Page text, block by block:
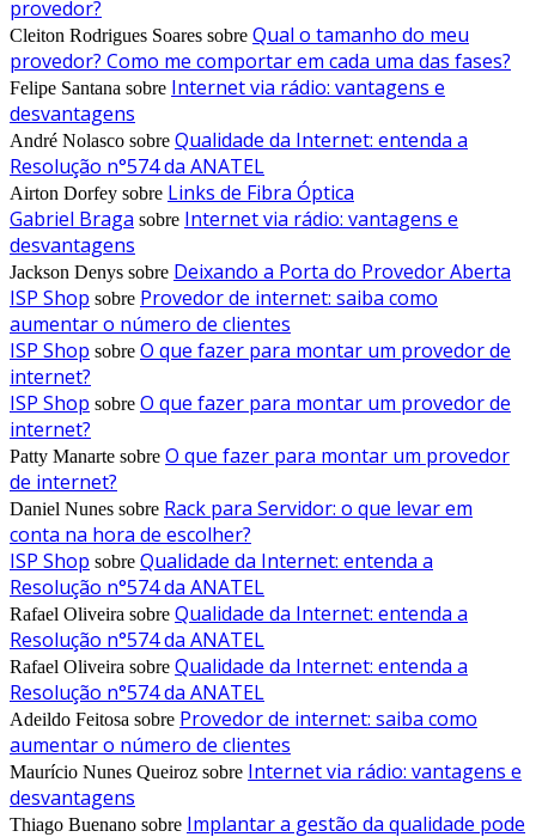
provedor?
Cleiton Rodrigues Soares sobre Qual o tamanho do meu
provedor? Como me comportar em cada uma das fases?
Felipe Santana sobre Internet via rádio: vantagens e
desvantagens
André Nolasco sobre Qualidade da Internet: entenda a
Resolução n°574 da ANATEL
Airton Dorfey sobre Links de Fibra Óptica
Gabriel Braga sobre Internet via rádio: vantagens e
desvantagens
Jackson Denys sobre Deixando a Porta do Provedor Aberta
ISP Shop sobre Provedor de internet: saiba como
aumentar o número de clientes
ISP Shop sobre O que fazer para montar um provedor de
internet?
ISP Shop sobre O que fazer para montar um provedor de
internet?
Patty Manarte sobre O que fazer para montar um provedor
de internet?
Daniel Nunes sobre Rack para Servidor: o que levar em
conta na hora de escolher?
ISP Shop sobre Qualidade da Internet: entenda a
Resolução n°574 da ANATEL
Rafael Oliveira sobre Qualidade da Internet: entenda a
Resolução n°574 da ANATEL
Rafael Oliveira sobre Qualidade da Internet: entenda a
Resolução n°574 da ANATEL
Adeildo Feitosa sobre Provedor de internet: saiba como
aumentar o número de clientes
Maurício Nunes Queiroz sobre Internet via rádio: vantagens e
desvantagens
Thiago Buenano sobre Implantar a gestão da qualidade pode